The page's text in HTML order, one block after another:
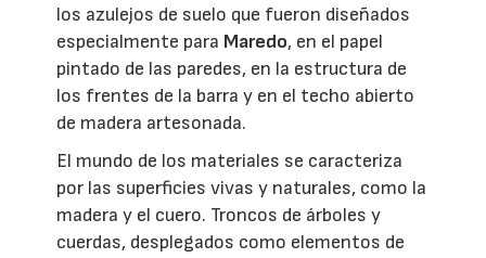
los azulejos de suelo que fueron diseñados
especialmente para Maredo, en el papel
pintado de las paredes, en la estructura de
los frentes de la barra y en el techo abierto
de madera artesonada.
El mundo de los materiales se caracteriza
por las superficies vivas y naturales, como la
madera y el cuero. Troncos de árboles y
cuerdas, desplegados como elementos de